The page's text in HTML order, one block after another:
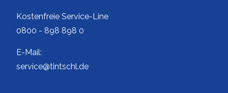
Kostenfreie Service-Line
0800 - 898 898 0
E-Mail:
service@tintschl.de